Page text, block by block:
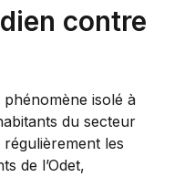
contre
isolé à
du secteur
les
de l’Odet,